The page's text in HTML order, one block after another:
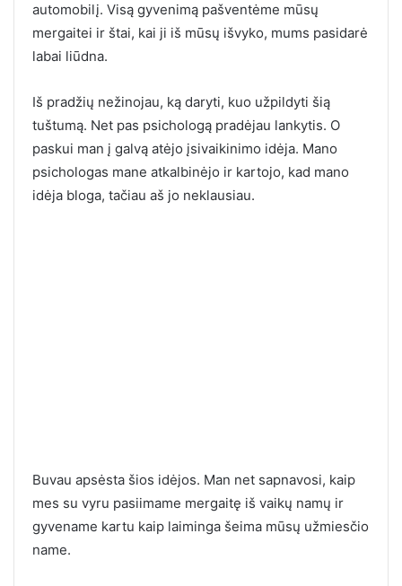
automobilį. Visą gyvenimą pašventėme mūsų
mergaitei ir štai, kai ji iš mūsų išvyko, mums pasidarė
labai liūdna.
Iš pradžių nežinojau, ką daryti, kuo užpildyti šią
tuštumą. Net pas psichologą pradėjau lankytis. O
paskui man į galvą atėjo įsivaikinimo idėja. Mano
psichologas mane atkalbinėjo ir kartojo, kad mano
idėja bloga, tačiau aš jo neklausiau.
Buvau apsėsta šios idėjos. Man net sapnavosi, kaip
mes su vyru pasiimame mergaitę iš vaikų namų ir
gyvename kartu kaip laiminga šeima mūsų užmiesčio
name.